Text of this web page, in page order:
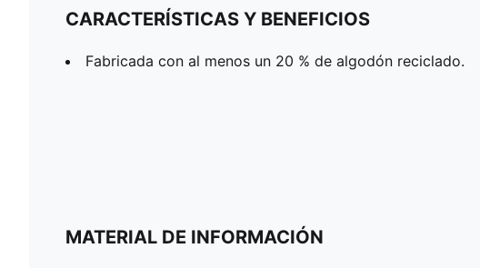
CARACTERÍSTICAS Y BENEFICIOS
Fabricada con al menos un 20 % de algodón reciclado.
MATERIAL DE INFORMACIÓN